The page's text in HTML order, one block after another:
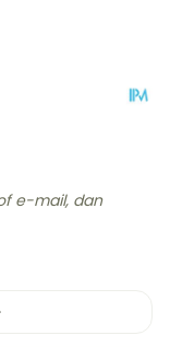
e-mail, dan